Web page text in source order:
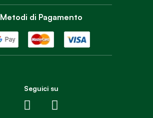
Metodi di Pagamento
Seguici su